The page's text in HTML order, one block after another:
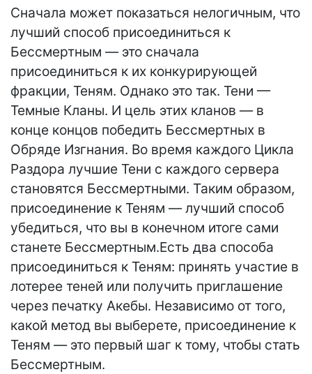
Сначала может показаться нелогичным, что
лучший способ присоединиться к
Бессмертным — это сначала
присоединиться к их конкурирующей
фракции, Теням. Однако это так. Тени —
Темные Кланы. И цель этих кланов — в
конце концов победить Бессмертных в
Обряде Изгнания. Во время каждого Цикла
Раздора лучшие Тени с каждого сервера
становятся Бессмертными. Таким образом,
присоединение к Теням — лучший способ
убедиться, что вы в конечном итоге сами
станете Бессмертным.Есть два способа
присоединиться к Теням: принять участие в
лотерее теней или получить приглашение
через печатку Акебы. Независимо от того,
какой метод вы выберете, присоединение к
Теням — это первый шаг к тому, чтобы стать
Бессмертным.